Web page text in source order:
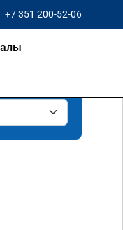
+7 351 200-52-06